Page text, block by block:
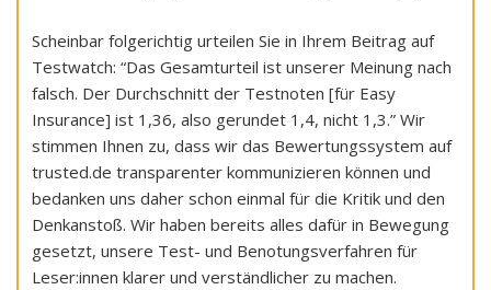
Scheinbar folgerichtig urteilen Sie in Ihrem Beitrag auf
Testwatch: “Das Gesamturteil ist unserer Meinung nach
falsch. Der Durchschnitt der Testnoten [für Easy
Insurance] ist 1,36, also gerundet 1,4, nicht 1,3.” Wir
stimmen Ihnen zu, dass wir das Bewertungssystem auf
trusted.de transparenter kommunizieren können und
bedanken uns daher schon einmal für die Kritik und den
Denkanstoß. Wir haben bereits alles dafür in Bewegung
gesetzt, unsere Test- und Benotungsverfahren für
Leser:innen klarer und verständlicher zu machen.